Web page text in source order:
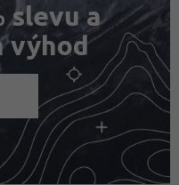
slevu a
výhod